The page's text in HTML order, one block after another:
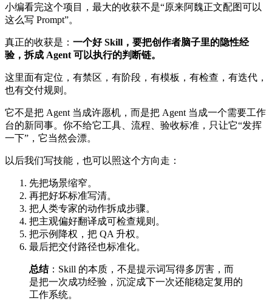
小编看完这个项目，最大的收获不是“原来阿魏正文配图可以
这么写 Prompt”。
真正的收获是： 一个好 Skill，要把创作者脑子里的隐性经
验，拆成 Agent 可以执行的判断链。
这里面有定位，有禁区，有阶段，有模板，有检查，有迭代，
也有交付规则。
它不是把 Agent 当成许愿机，而是把 Agent 当成一个需要工作
台的新同事。你不给它工具、流程、验收标准，只让它“发挥
一下”，它当然会漂。
以后我们写技能，也可以照这个方向走：
先把场景缩窄。
再把好坏标准写清。
把人类专家的动作拆成步骤。
把主观偏好翻译成可检查规则。
把示例降权，把 QA 升权。
最后把交付路径也标准化。
总结：Skill 的本质，不是提示词写得多厉害，而
是把一次成功经验，沉淀成下一次还能稳定复用的
工作系统。